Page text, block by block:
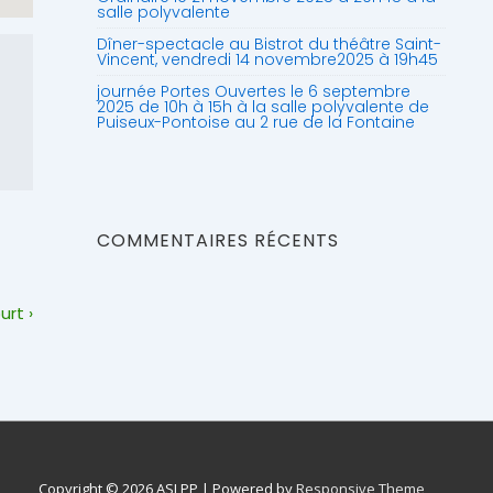
›
salle polyvalente
Dîner-spectacle au Bistrot du théâtre Saint-
Vincent, vendredi 14 novembre2025 à 19h45
journée Portes Ouvertes le 6 septembre
2025 de 10h à 15h à la salle polyvalente de
Puiseux-Pontoise au 2 rue de la Fontaine
COMMENTAIRES RÉCENTS
Copyright © 2026ASLPP | Powered byResponsive Theme